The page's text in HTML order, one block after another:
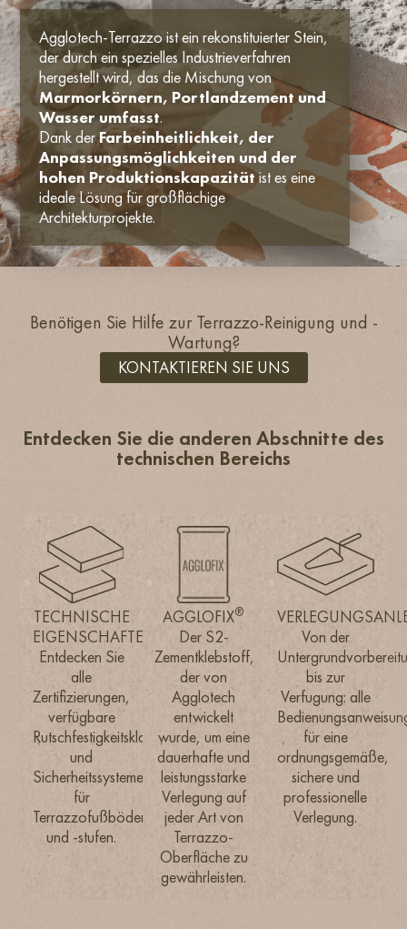
Agglotech-Terrazzo ist ein rekonstituierter Stein,
der durch ein spezielles Industrieverfahren
hergestellt wird, das die Mischung von
Marmorkörnern, Portlandzement und
Wasser umfasst.
Dank derFarbeinheitlichkeit, der
Anpassungsmöglichkeiten und der
hohen Produktionskapazitätist es eine
ideale Lösung für großflächige
Architekturprojekte.
Benötigen Sie Hilfe zur Terrazzo-Reinigung und -
Wartung?
KONTAKTIEREN SIE UNS
Entdecken Sie die anderen Abschnitte des
technischen Bereichs
TECHNISCHE
EIGENSCHAFTEN
Entdecken Sie
alle
Zertifizierungen,
verfügbare
Rutschfestigkeitsklassen
und
Sicherheitssysteme
für
Terrazzofußböden
und -stufen.
AGGLOFIX®
Der S2-
Zementklebstoff,
der von
Agglotech
entwickelt
wurde, um eine
dauerhafte und
leistungsstarke
Verlegung auf
jeder Art von
Terrazzo-
Oberfläche zu
gewährleisten.
Von der
bis zur
Verfugung: alle
für eine
ordnungsgemäße,
sichere und
professionelle
Verlegung.
TECHNISCHE
EIGENSCHAFTEN
Entdecken Sie
alle
Zertifizierungen,
verfügbare
Rutschfestigkeitsklassen
und
Sicherheitssysteme
für
Terrazzofußböden
und -stufen.
AGGLOFIX®
Der S2-
Zementklebstoff,
der von
Agglotech
entwickelt
wurde, um eine
dauerhafte und
leistungsstarke
Verlegung auf
jeder Art von
Terrazzo-
Oberfläche zu
gewährleisten.
Von der
bis zur
Verfugung: alle
für eine
ordnungsgemäße,
sichere und
professionelle
Verlegung.